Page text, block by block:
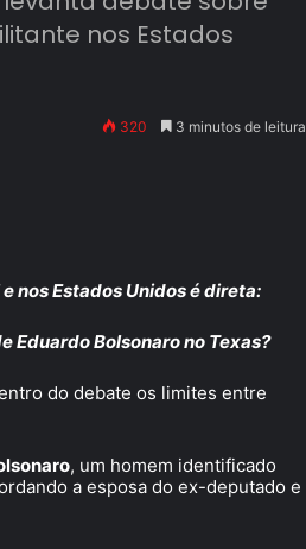
nos Estados
320 3 minutos de leitura
nos Estados Unidos é direta:
Eduardo Bolsonaro no Texas?
do debate os limites entre
, um homem identificado
a esposa do ex-deputado e